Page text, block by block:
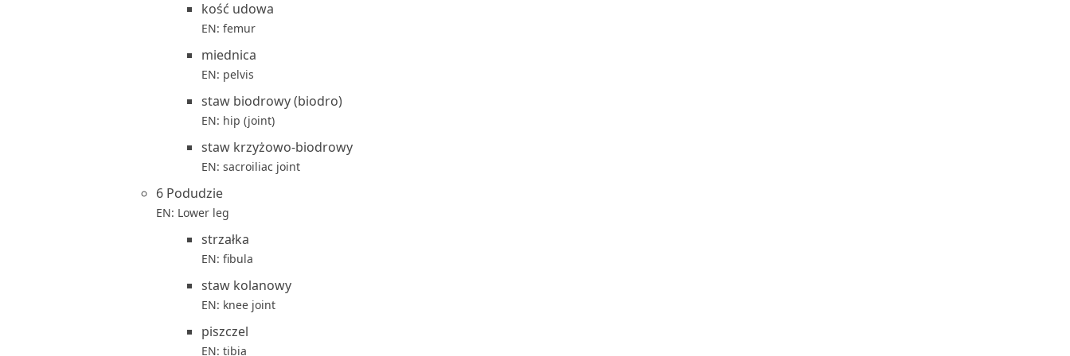
kość udowa
EN: femur
miednica
EN: pelvis
staw biodrowy (biodro)
EN: hip (joint)
staw krzyżowo-biodrowy
EN: sacroiliac joint
6 Podudzie
EN: Lower leg
strzałka
EN: fibula
staw kolanowy
EN: knee joint
piszczel
EN: tibia